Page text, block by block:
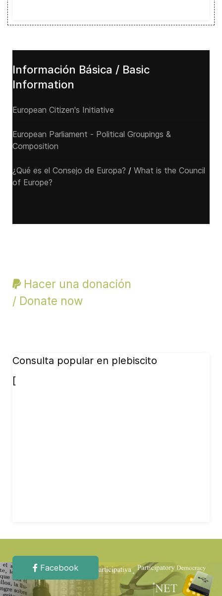
Información Básica / Basic
Information
European Citizen's Initiative
European Parliament - Political Groupings &
Composition
¿Qué es el Consejo de Europa? / What is the Council
of Europe?
Hacer una donación
/ Donate now
Consulta popular en plebiscito
[
Facebook